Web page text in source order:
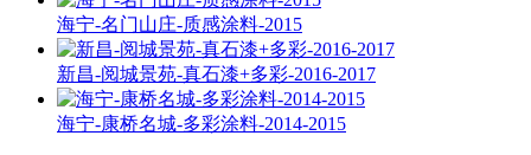
海宁-名门山庄-质感涂料-2015
新昌-阅城景苑-真石漆+多彩-2016-2017
海宁-康桥名城-多彩涂料-2014-2015